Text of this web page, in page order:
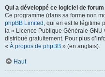
Qui a développé ce logiciel de
Ce programme (dans sa forme non
phpBB Limited , qui en est le légitime
la « Licence Publique Générale
distribué gratuitement. Pour plus
« À propos de phpBB » (en anglais).
Haut